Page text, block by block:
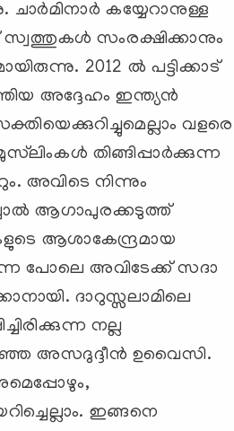
കയ്യേറാനുള്ള
സംരക്ഷിക്കാനും
2012 ല്‍ പട്ടിക്കാട്‌
അദ്ദേഹം ഇന്ത്യന്‍
വളരെ
തിങ്ങിപ്പാര്‍ക്കുന്ന
അവിടെ നിന്നും
ആഗാപുരക്കടുത്ത്‌
ആശാകേന്ദ്രമായ
പോലെ അവിടേക്ക്‌ സദാ
ദാറുസ്സലാമിലെ
നല്ല
അസദുദ്ദീന്‍ ഉവൈസി.
ഇങ്ങനെ